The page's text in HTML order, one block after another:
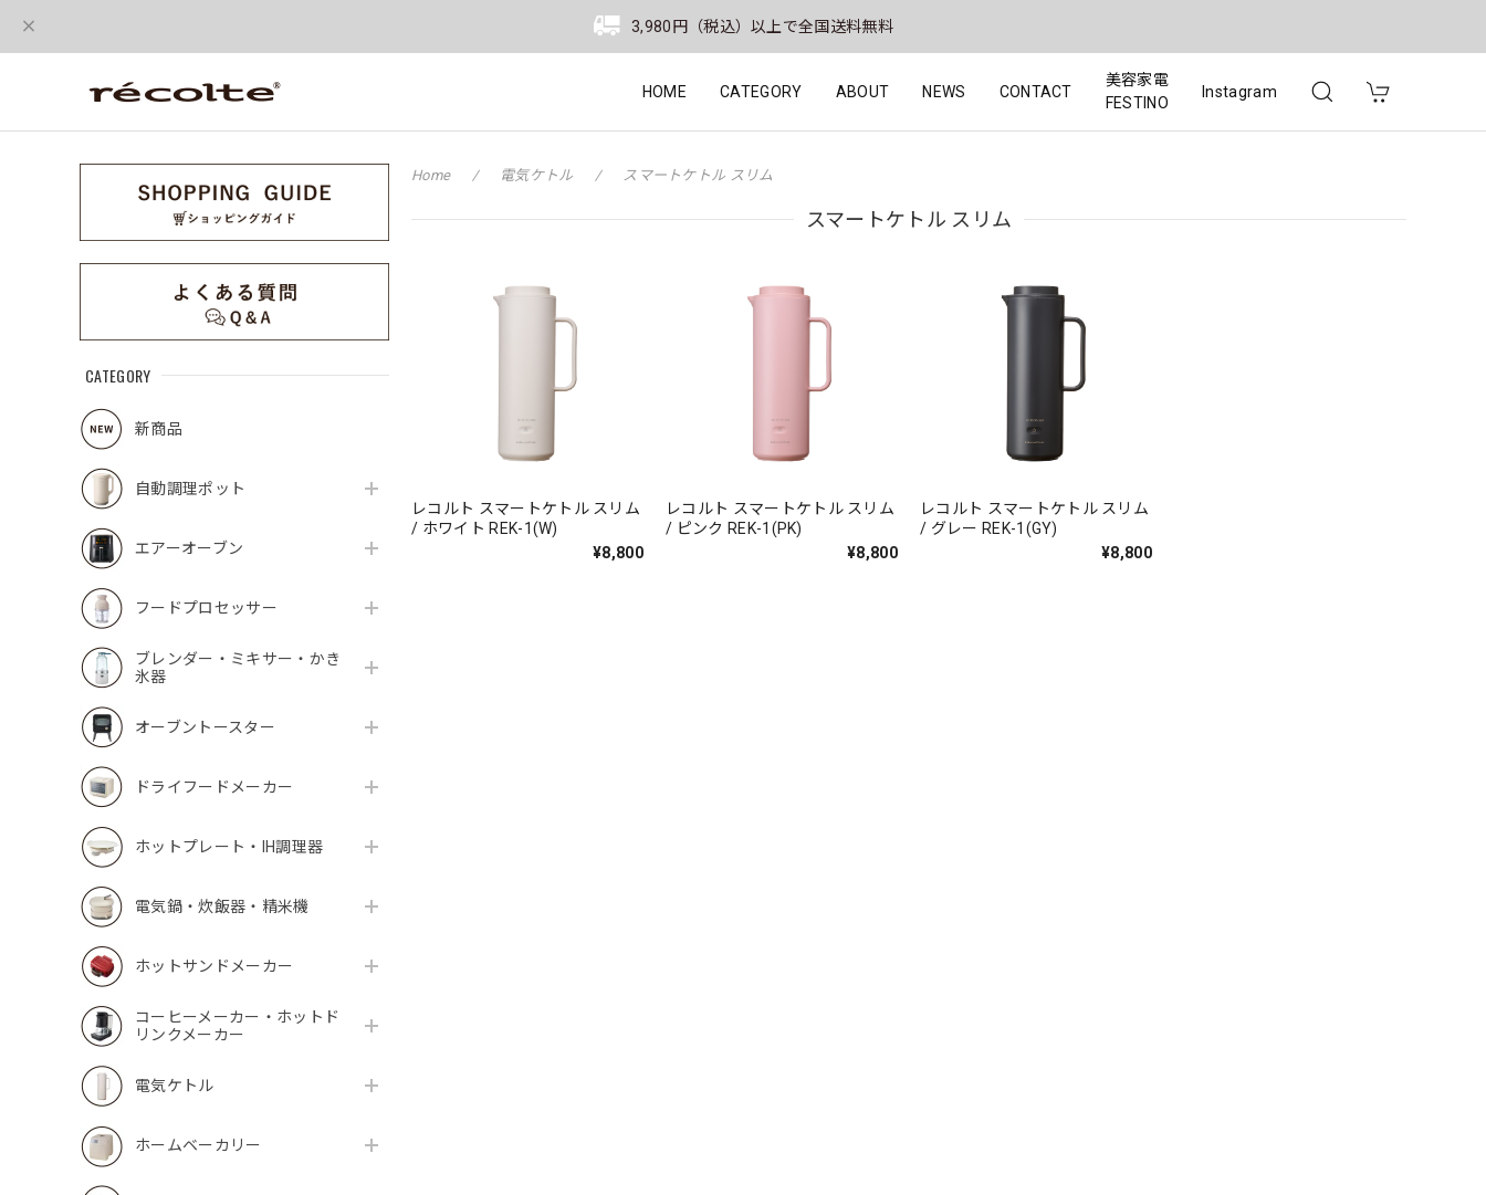
3,980円（税込）以上で全国送料無料
HOME CATEGORY ABOUT NEWS CONTACT
美容家電
FESTINO
Instagram
CATEGORY
新商品
自動調理ポット
エアーオーブン
フードプロセッサー
ブレンダー・ミキサー・かき
氷器
オーブントースター
ドライフードメーカー
ホットプレート・IH調理器
電気鍋・炊飯器・精米機
ホットサンドメーカー
コーヒーメーカー・ホットド
リンクメーカー
電気ケトル
ホームベーカリー
Home 電気ケトル スマートケトル スリム
スマートケトル スリム
レコルト スマートケトル スリム
/ ホワイト REK-1(W)
¥8,800
レコルト スマートケトル スリム
/ ピンク REK-1(PK)
¥8,800
レコルト スマートケトル スリム
/ グレー REK-1(GY)
¥8,800